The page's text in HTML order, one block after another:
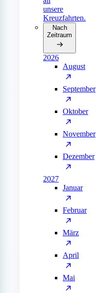
unsere
Kreuzfahrten.
Nach
Zeitraum
2026
August
September
Oktober
November
Dezember
2027
Januar
Februar
März
April
Mai